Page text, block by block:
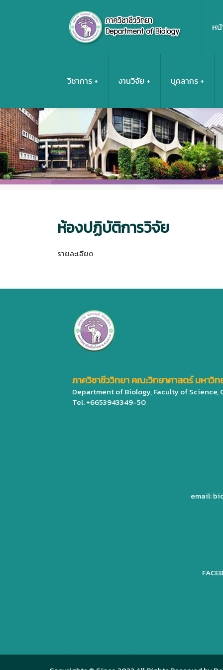
ห
วิชาการ งานวิจัย บุคลากร
ห้องปฏิบัติการวิจัย
รายละเอียด
ภาควิชาชีววิทยา คณะวิทยาศาสตร์ มหาวิท
Department of Biology, Faculty of
Tel. +6653943349-50
email: